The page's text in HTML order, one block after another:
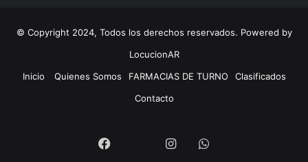
© Copyright 2024, Todos los derechos reservados. Powered by
LocucionAR
Inicio
Quienes Somos FARMACIAS DE TURNO
Clasificados
Contacto
Facebook InstagramWhatsapp